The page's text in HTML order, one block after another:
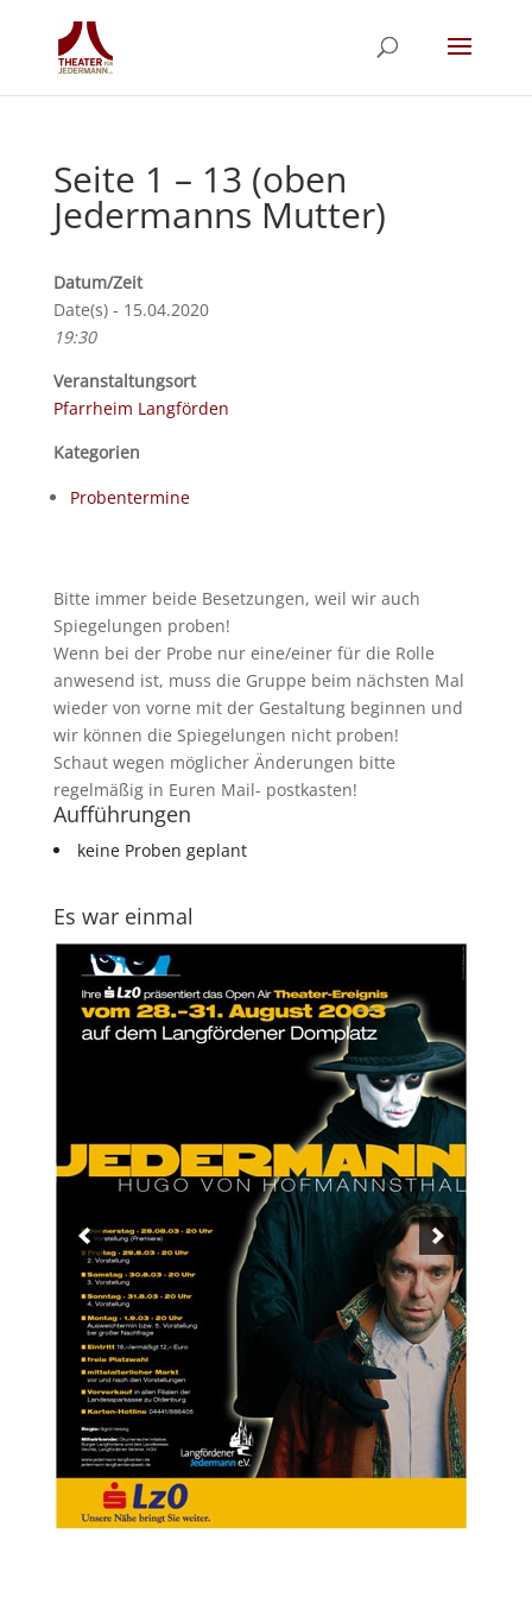
Seite 1 – 13 (oben
Jedermanns Mutter)
Datum/Zeit
Date(s) - 15.04.2020
19:30
Veranstaltungsort
Pfarrheim Langförden
Kategorien
Probentermine
Bitte immer beide Besetzungen, weil wir auch
Spiegelungen proben!
Wenn bei der Probe nur eine/einer für die Rolle
anwesend ist, muss die Gruppe beim nächsten Mal
wieder von vorne mit der Gestaltung beginnen und
wir können die Spiegelungen nicht proben!
Schaut wegen möglicher Änderungen bitte
regelmäßig in Euren Mail- postkasten!
Aufführungen
keine Proben geplant
Es war einmal